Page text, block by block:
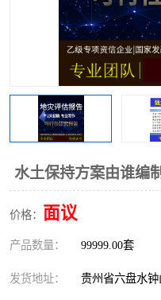
水土保持方案由谁编
价格： 面议
产品数量： 99999.00套
发货地址： 贵州省六盘水钟